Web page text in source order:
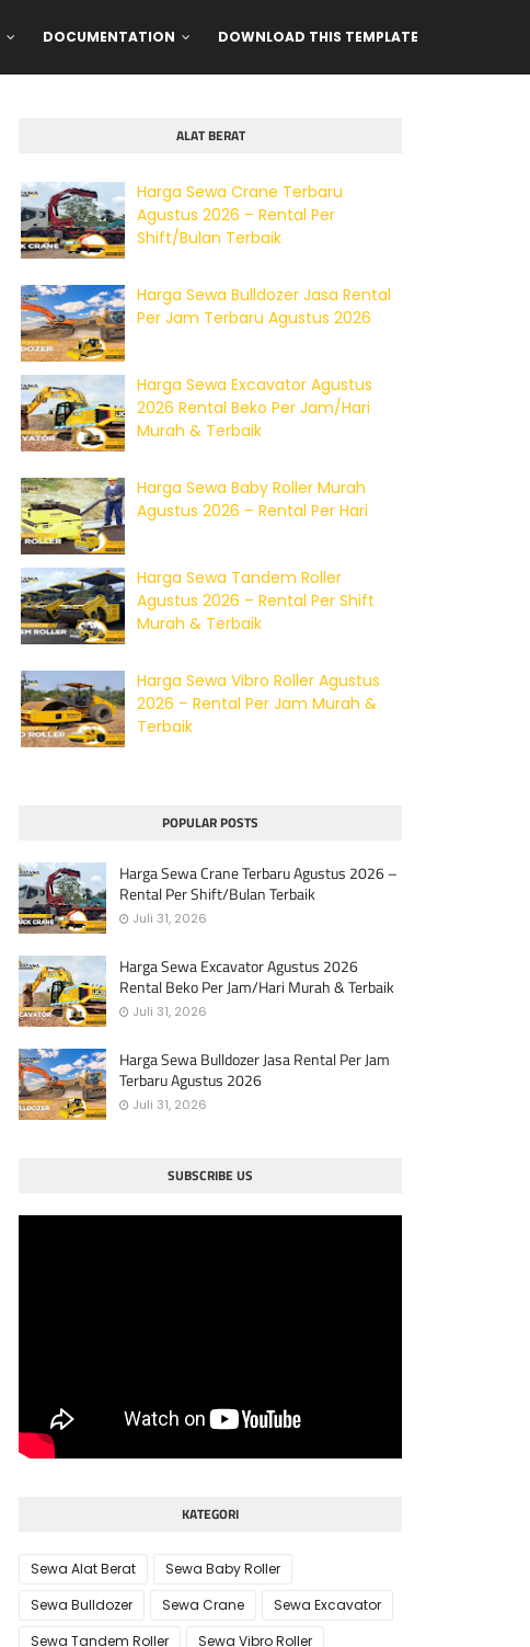
DOCUMENTATION DOWNLOAD THIS TEMPLATE
ALAT BERAT
Harga Sewa Crane Terbaru
Agustus 2026 – Rental Per
Shift/Bulan Terbaik
Harga Sewa Bulldozer Jasa Rental
Per Jam Terbaru Agustus 2026
Harga Sewa Excavator Agustus
2026 Rental Beko Per Jam/Hari
Murah & Terbaik
Harga Sewa Baby Roller Murah
Agustus 2026 – Rental Per Hari
Harga Sewa Tandem Roller
Agustus 2026 – Rental Per Shift
Murah & Terbaik
Harga Sewa Vibro Roller Agustus
2026 – Rental Per Jam Murah &
Terbaik
POPULAR POSTS
Harga Sewa Crane Terbaru Agustus 2026 –
Rental Per Shift/Bulan Terbaik
Juli 31, 2026
Harga Sewa Excavator Agustus 2026
Rental Beko Per Jam/Hari Murah & Terbaik
Juli 31, 2026
Harga Sewa Bulldozer Jasa Rental Per Jam
Terbaru Agustus 2026
Juli 31, 2026
SUBSCRIBE US
KATEGORI
Sewa Alat Berat
Sewa Baby Roller
Sewa Bulldozer
Sewa Crane
Sewa Excavator
Sewa Tandem Roller
Sewa Vibro Roller